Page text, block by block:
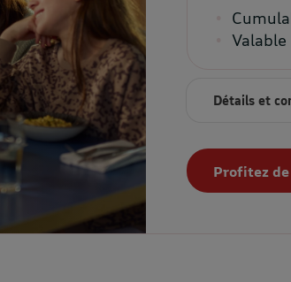
Détails et
Profitez